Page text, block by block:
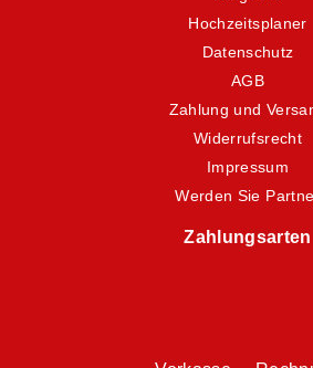
Hochzeitsplaner
Datenschutz
AGB
Zahlung und
Widerrufsrecht
Impressum
Werden Sie
Zahlungsarten